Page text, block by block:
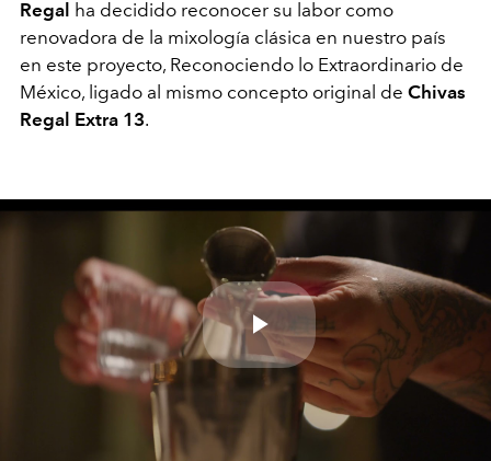
Regal ha decidido reconocer su labor como
renovadora de la mixología clásica en nuestro país
en este proyecto, Reconociendo lo Extraordinario de
México, ligado al mismo concepto original de Chivas
Regal Extra 13.
Play